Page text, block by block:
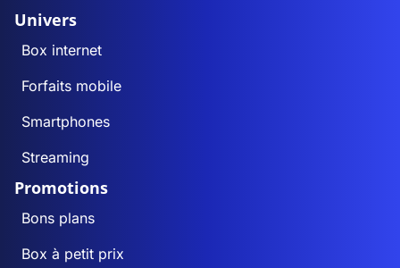
Univers
Box internet
Forfaits mobile
Smartphones
Streaming
Promotions
Bons plans
Box à petit prix